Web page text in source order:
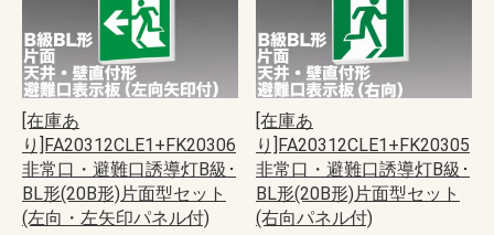
[在庫あ
り]FA20312CLE1+FK20306
非常口・避難口誘導灯B級･
BL形(20B形)片面型セット
(左向・左矢印パネル付)
[在庫あ
り]FA20312CLE1+FK20305
非常口・避難口誘導灯B級･
BL形(20B形)片面型セット
(右向パネル付)